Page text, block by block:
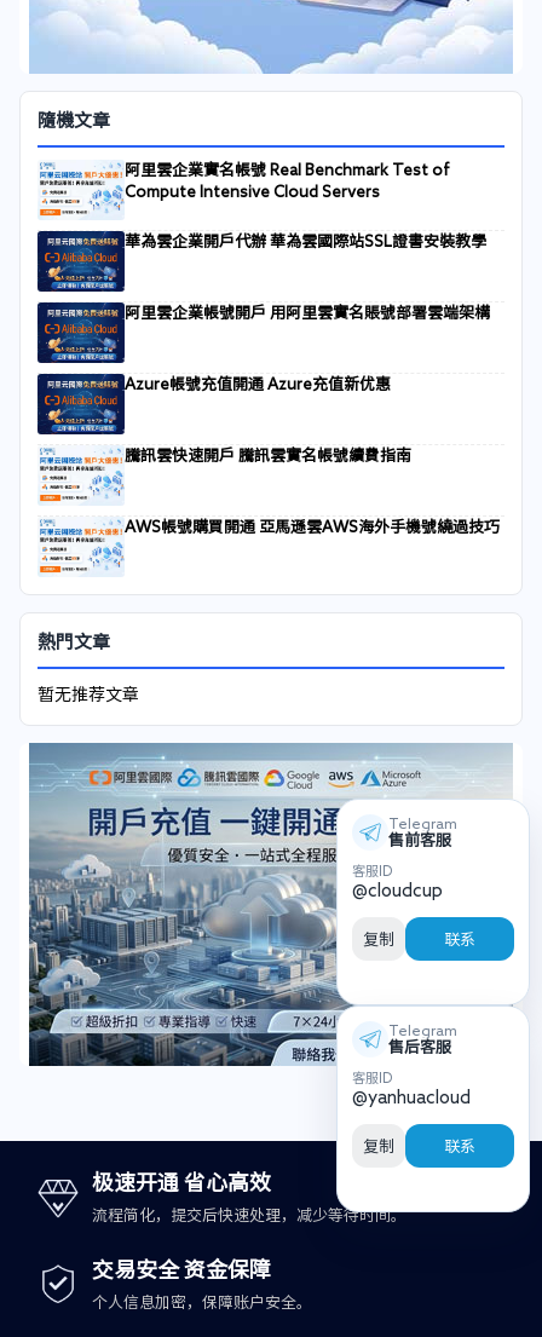
隨機文章
阿里雲企業實名帳號 Real Benchmark Test of
Compute Intensive Cloud Servers
華為雲企業開戶代辦 華為雲國際站SSL證書安裝教學
阿里雲企業帳號開戶 用阿里雲實名賬號部署雲端架構
Azure帳號充值開通 Azure充值新优惠
騰訊雲快速開戶 騰訊雲實名帳號續費指南
AWS帳號購買開通 亞馬遜雲AWS海外手機號繞過技巧
熱門文章
暂无推荐文章
极速开通 省心高效
流程简化，提交后快速处理，减少等待时间。
交易安全 资金保障
个人信息加密，保障账户安全。
Telegram
售前客服
客服ID
@cloudcup
复制 联系
Telegram
售后客服
客服ID
@yanhuacloud
复制 联系